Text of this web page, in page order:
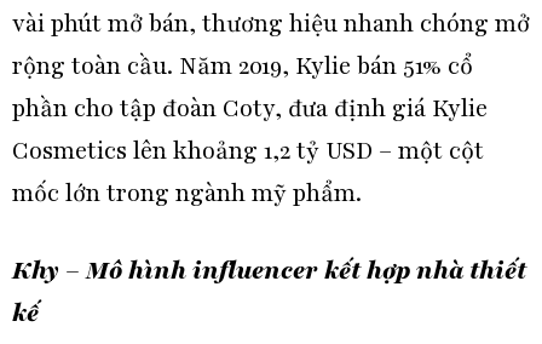
vài phút mở bán, thương hiệu nhanh chóng mở
rộng toàn cầu. Năm 2019, Kylie bán 51% cổ
phần cho tập đoàn Coty, đưa định giá Kylie
Cosmetics lên khoảng 1,2 tỷ USD – một cột
mốc lớn trong ngành mỹ phẩm.
Khy – Mô hình influencer kết hợp nhà thiết
kế